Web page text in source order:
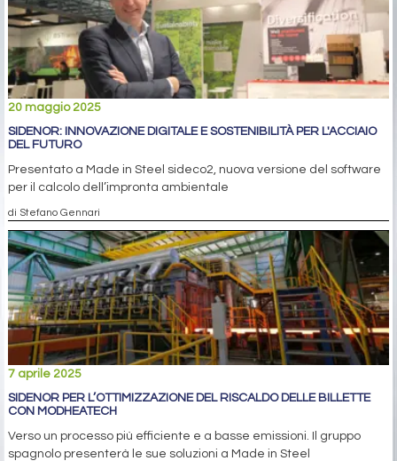
20 maggio 2025
SIDENOR: INNOVAZIONE DIGITALE E SOSTENIBILITÀ PER L'ACCIAIO
DEL FUTURO
Presentato a Made in Steel sideco2, nuova versione del software
per il calcolo dell’impronta ambientale
di Stefano Gennari
7 aprile 2025
SIDENOR PER L’OTTIMIZZAZIONE DEL RISCALDO DELLE BILLETTE
CON MODHEATECH
Verso un processo più efficiente e a basse emissioni. Il gruppo
spagnolo presenterà le sue soluzioni a Made in Steel